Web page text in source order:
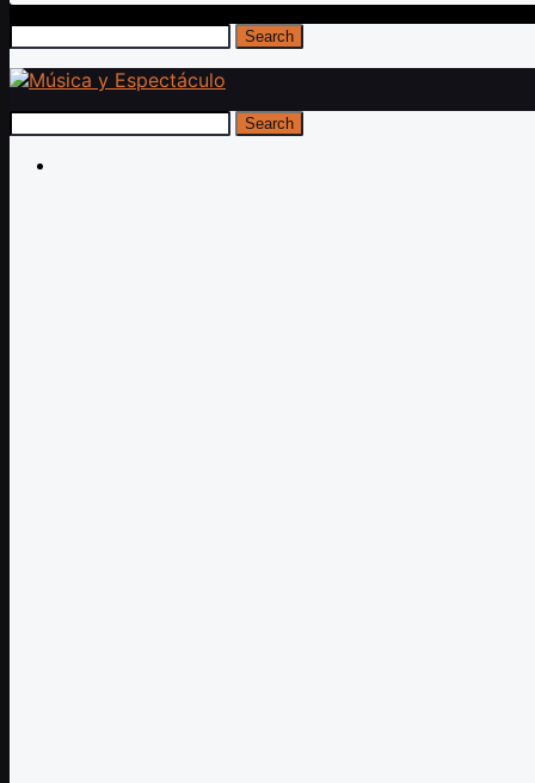
Search
Search